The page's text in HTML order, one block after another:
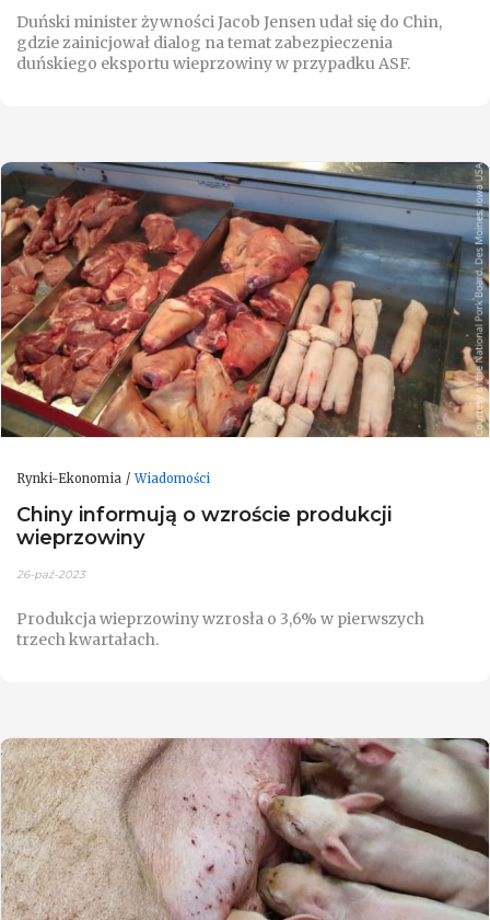
Duński minister żywności Jacob Jensen udał się do Chin,
gdzie zainicjował dialog na temat zabezpieczenia
duńskiego eksportu wieprzowiny w przypadku ASF.
Rynki-Ekonomia Wiadomości
Chiny informują o wzroście produkcji
wieprzowiny
26-paź-2023
Produkcja wieprzowiny wzrosła o 3,6% w pierwszych
trzech kwartałach.